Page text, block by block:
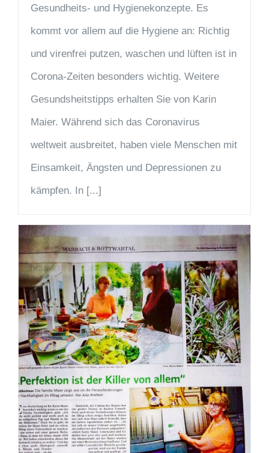
Gesundheits- und Hygienekonzepte. Es
kommt vor allem auf die Hygiene an: Richtig
und virenfrei putzen, waschen und lüften ist in
Corona-Zeiten besonders wichtig. Weitere
Gesundsheitstipps erhalten Sie von Karin
Maier. Während sich das Coronavirus
weltweit ausbreitet, haben viele Menschen mit
Einsamkeit, Ängsten und Depressionen zu
kämpfen. In [...]